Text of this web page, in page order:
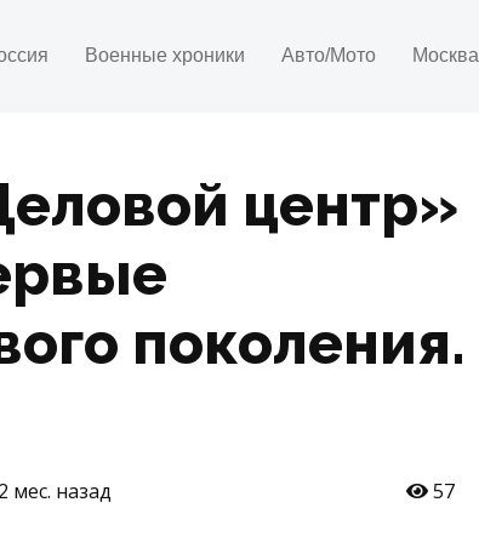
Военные хроники Авто/Мото Москва
центр»
поколения.
2 мес. назад 57